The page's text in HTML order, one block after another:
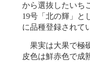
から選抜したいち
19号「北の輝」と
に品種登録されて
果実は大果で極
皮色は鮮赤色で成